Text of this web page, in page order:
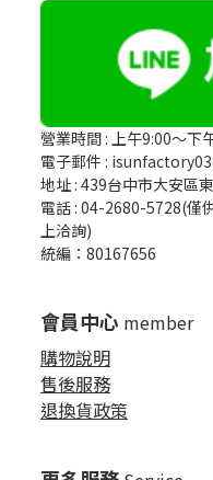
營業時間 : 上午9:00～下
電子郵件 :
地址 : 439台中市大安區
電話 : 04-2680-5728(僅
上洽詢)
統編：80167656
會員中心 member
購物說明
售後服務
退換貨政策